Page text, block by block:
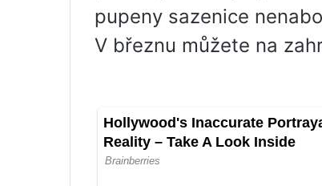
pupeny sazenice
V březnu můžete na